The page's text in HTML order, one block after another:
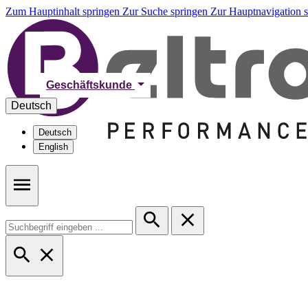
Zum Hauptinhalt springen Zur Suche springen Zur Hauptnavigation
Geschäftskunde
Deutsch
Deutsch
English